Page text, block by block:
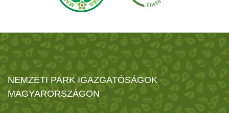
NEMZETI PARK IGAZGATÓSÁGOK
MAGYARORSZÁGON